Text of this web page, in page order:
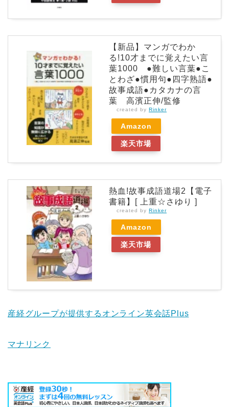
【新品】マンガでわか
る!10才までに覚えたい言
葉1000 ●難しい言葉●こ
とわざ●慣用句●四字熟語●
故事成語●カタカナの言
葉 高濱正伸/監修
created by Rinker
Amazon
楽天市場
熱血!故事成語道場2【電子
書籍】[ 上重☆さゆり ]
created by Rinker
Amazon
楽天市場
産経グループが提供するオンライン英会話Plus
マナリンク